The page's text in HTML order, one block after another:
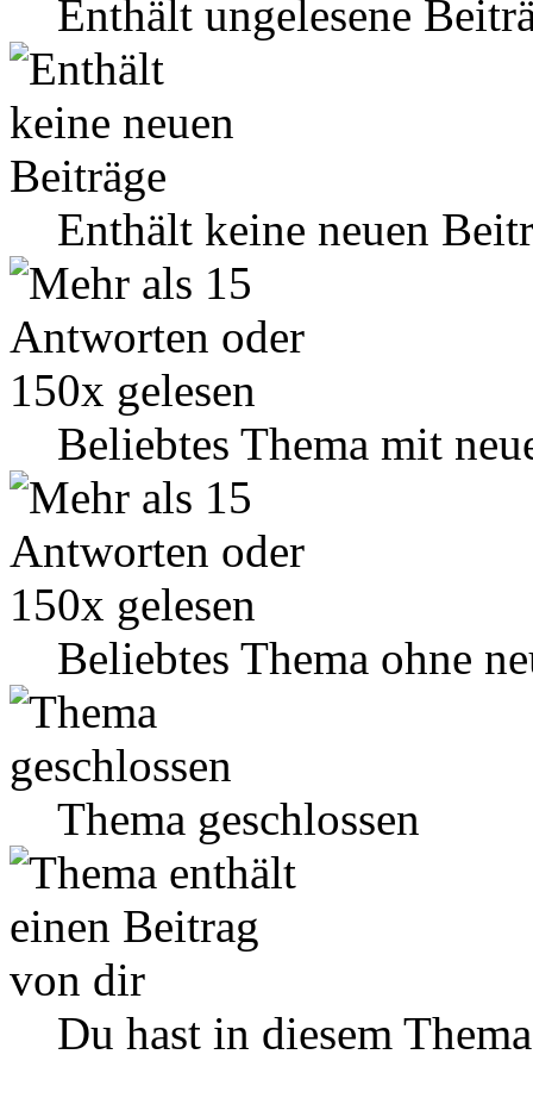
Enthält ungelesene
Enthält keine neuen
Beliebtes Thema mit
Beliebtes Thema ohne
Thema geschlossen
Du hast in diesem